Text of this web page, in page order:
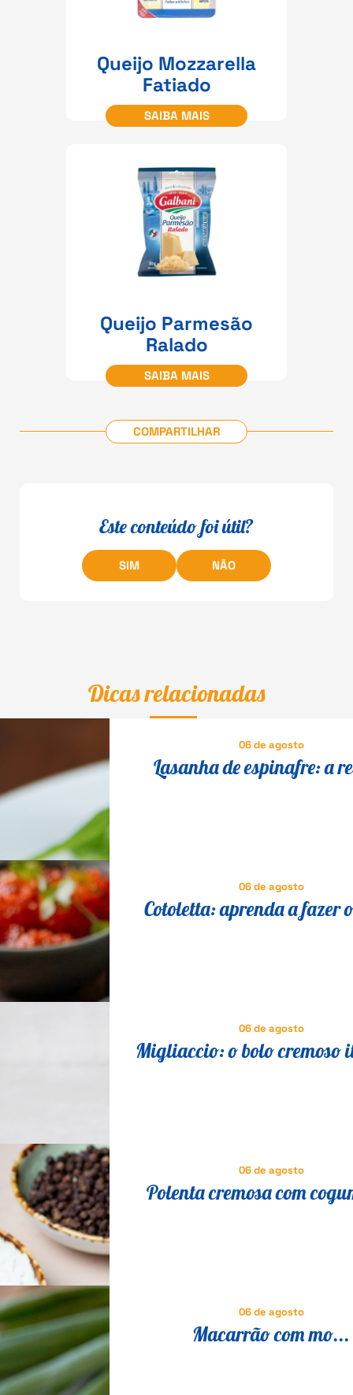
Queijo Mozzarella
Fatiado
SAIBA MAIS
Queijo Parmesão
Ralado
SAIBA MAIS
COMPARTILHAR
Este conteúdo foi útil?
SIM NÃO
Dicas relacionadas
06 de agosto
Lasanha de espinafre: a
06 de agosto
Cotoletta: aprenda a fazer
06 de agosto
Migliaccio: o bolo cremoso
06 de agosto
Polenta cremosa com
06 de agosto
Macarrão com mo...